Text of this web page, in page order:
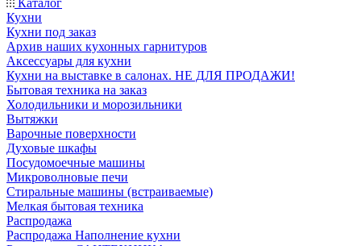
Каталог
Кухни
Кухни под заказ
Архив наших кухонных гарнитуров
Аксессуары для кухни
Кухни на выставке в салонах. НЕ ДЛЯ ПРОДАЖИ!
Бытовая техника на заказ
Холодильники и морозильники
Вытяжки
Варочные поверхности
Духовые шкафы
Посудомоечные машины
Микроволновые печи
Стиральные машины (встраиваемые)
Мелкая бытовая техника
Распродажа
Распродажа Наполнение кухни